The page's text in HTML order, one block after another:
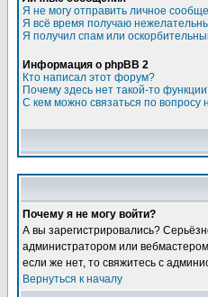
Я не могу отправить личное
Я всё время получаю
Я получил спам или
Информация о phpBB 2
Кто написал этот форум?
Почему здесь нет такой-то
С кем можно связаться по вопросу
Почему я не могу войти?
А вы зарегистрировались?
администратором или
если же нет, то свяжитесь с
Вернуться к началу